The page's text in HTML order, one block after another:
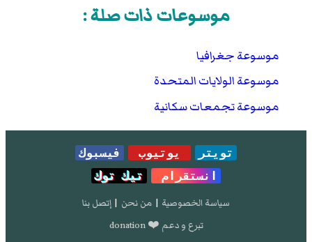
موسوعات ذات صلة :
موسوعة جغرافيا
موسوعة الولايات المتحدة
موسوعة تجمعات سكانية
تويتر يوتيوب
فيسبوك
انستقرام
تيك توك
سياسة الخصوصية | من نحن | إتصل بنا
تبرع و دعم ❤️ donation